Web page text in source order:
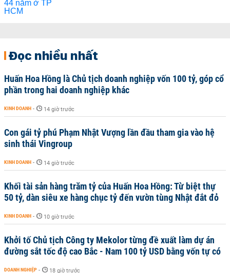
Đọc nhiều nhất
Huấn Hoa Hồng là Chủ tịch doanh nghiệp vốn 100 tỷ, góp cổ
phần trong hai doanh nghiệp khác
KINH DOANH - 14 giờ trước
Con gái tỷ phú Phạm Nhật Vượng lần đầu tham gia vào hệ
sinh thái Vingroup
KINH DOANH - 14 giờ trước
Khối tài sản hàng trăm tỷ của Huấn Hoa Hồng: Từ biệt thự
50 tỷ, dàn siêu xe hàng chục tỷ đến vườn tùng Nhật đắt đỏ
KINH DOANH - 10 giờ trước
Khởi tố Chủ tịch Công ty Mekolor từng đề xuất làm dự án
đường sắt tốc độ cao Bắc - Nam 100 tỷ USD bằng vốn tự có
DOANH NGHIỆP - 18 giờ trước